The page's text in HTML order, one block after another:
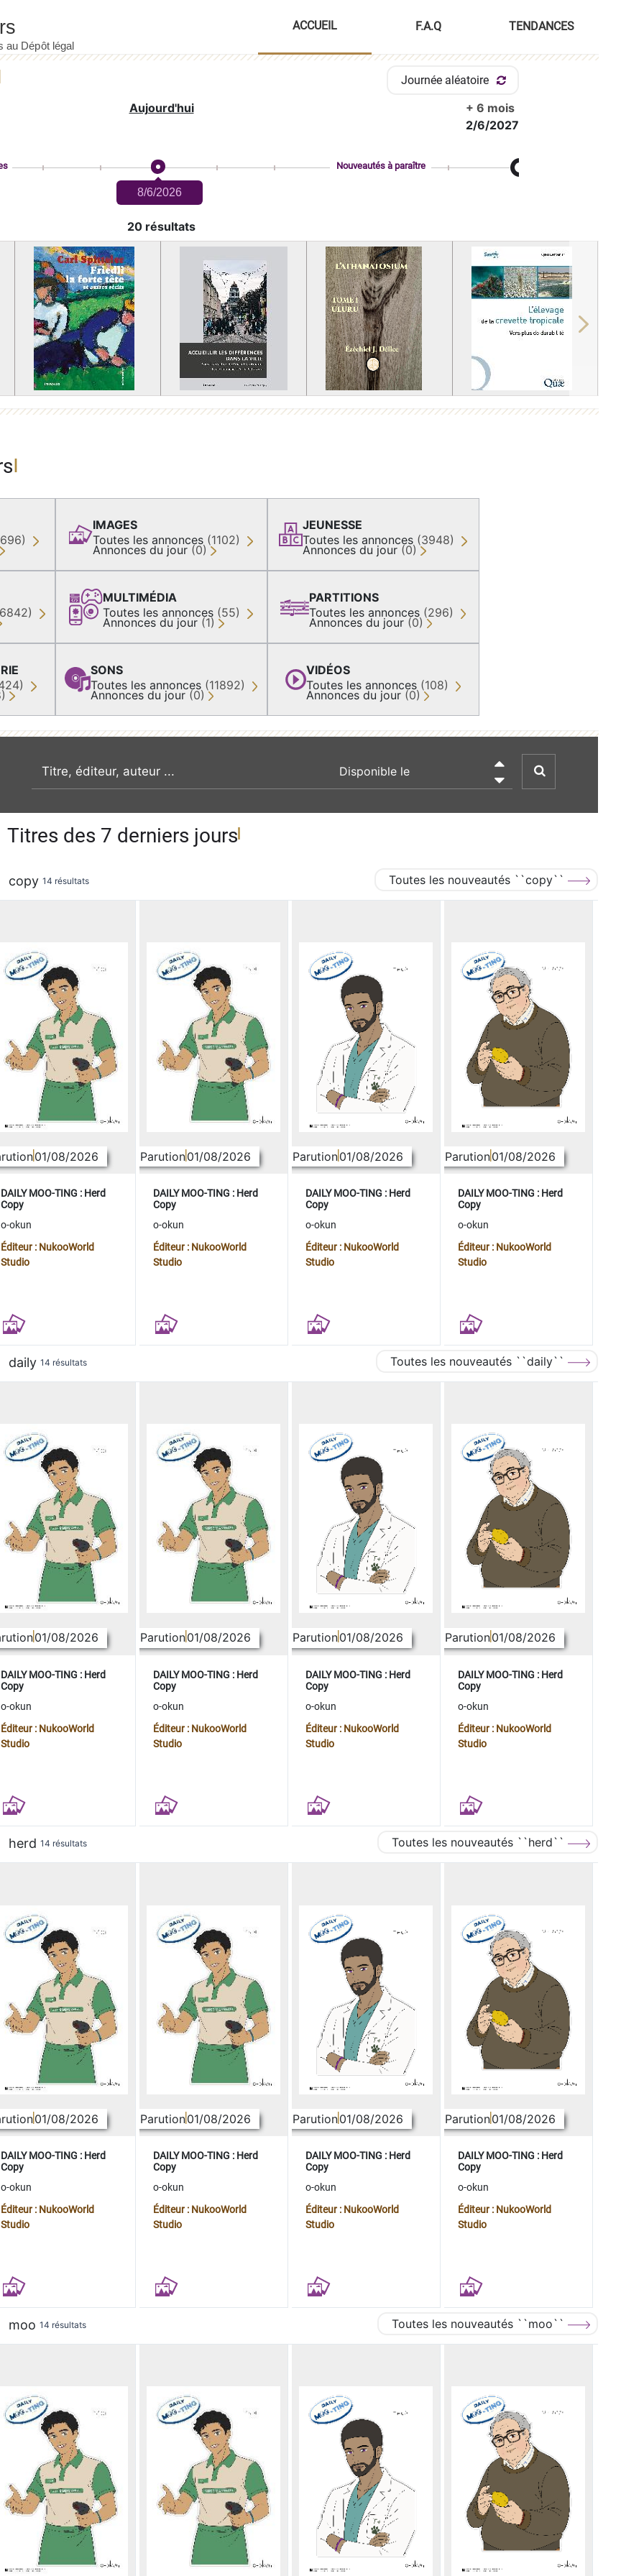
ACCUEIL F.A.Q TENDANCES
Journée aléatoire
Aujourd'hui
+ 6 mois
2/6/2027
8/6/2026
Nouveautés à paraître
20 résultats
Next
IMAGES
Toutes les annonces (1102)
Annonces du jour (0)
MULTIMÉDIA
Toutes les annonces (55)
Annonces du jour (1)
SONS
Toutes les annonces (11892)
Annonces du jour (0)
JEUNESSE
Toutes les annonces (3948)
Annonces du jour (0)
PARTITIONS
Toutes les annonces (296)
Annonces du jour (0)
VIDÉOS
Toutes les annonces (108)
Annonces du jour (0)
recherche par mot clé

Titres des 7 derniers jours
copy 14 résultats Toutes les nouveautés ``copy``
01/08/2026
DAILY MOO-TING : Herd
Copy
o-okun
Éditeur : NukooWorld
Studio
Parution01/08/2026
DAILY MOO-TING : Herd
Copy
o-okun
Éditeur : NukooWorld
Studio
Parution01/08/2026
DAILY MOO-TING : Herd
Copy
o-okun
Éditeur : NukooWorld
Studio
Parution01/08/2026
DAILY MOO-TING : Herd
Copy
o-okun
Éditeur : NukooWorld
Studio
daily 14 résultats Toutes les nouveautés ``daily``
01/08/2026
DAILY MOO-TING : Herd
Copy
o-okun
Éditeur : NukooWorld
Studio
Parution01/08/2026
DAILY MOO-TING : Herd
Copy
o-okun
Éditeur : NukooWorld
Studio
Parution01/08/2026
DAILY MOO-TING : Herd
Copy
o-okun
Éditeur : NukooWorld
Studio
Parution01/08/2026
DAILY MOO-TING : Herd
Copy
o-okun
Éditeur : NukooWorld
Studio
herd 14 résultats Toutes les nouveautés ``herd``
01/08/2026
DAILY MOO-TING : Herd
Copy
o-okun
Éditeur : NukooWorld
Studio
Parution01/08/2026
DAILY MOO-TING : Herd
Copy
o-okun
Éditeur : NukooWorld
Studio
Parution01/08/2026
DAILY MOO-TING : Herd
Copy
o-okun
Éditeur : NukooWorld
Studio
Parution01/08/2026
DAILY MOO-TING : Herd
Copy
o-okun
Éditeur : NukooWorld
Studio
moo 14 résultats Toutes les nouveautés ``moo``